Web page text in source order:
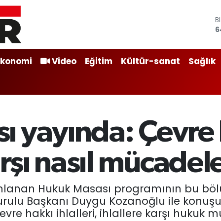
Video Eğitim Kültür-sanat Sağlık
yayında: Çevre
nasıl
Hukuk Masası programının bu
Başkanı Duygu Kozanoğlu ile
hakkı ihlalleri, ihlallere karşı hukuk